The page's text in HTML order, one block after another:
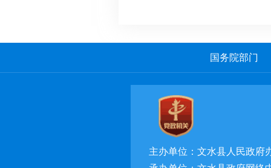
国务院部门
主办单位：文水县人民政府